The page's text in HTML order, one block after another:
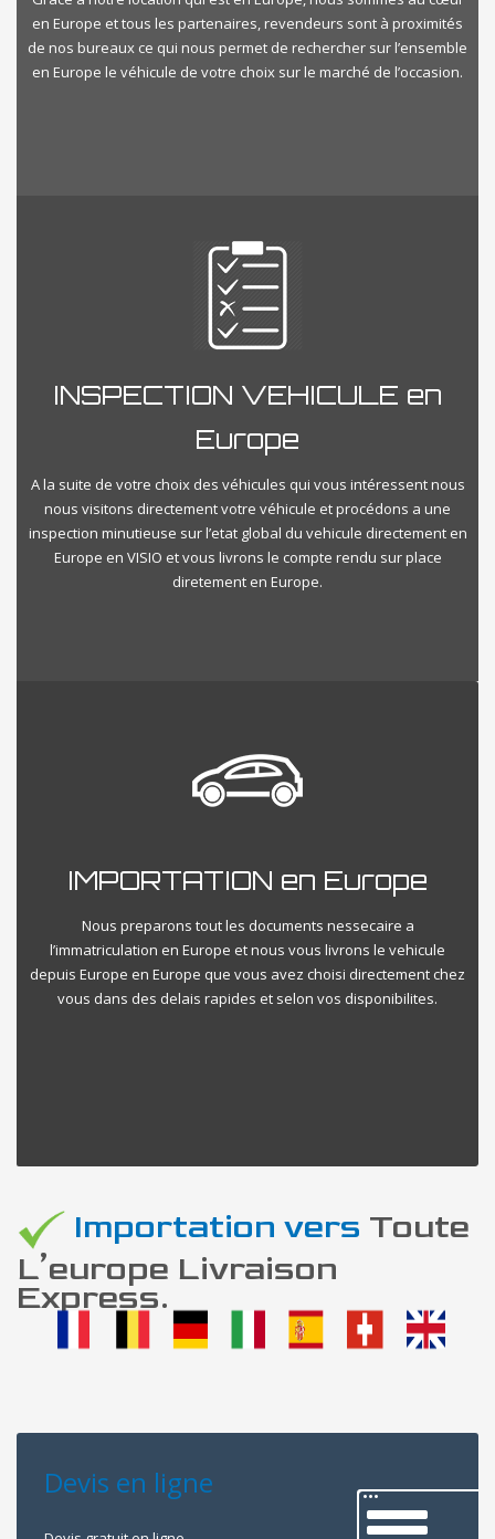
en Europe et tous les partenaires, revendeurs sont à proximités
de nos bureaux ce qui nous permet de rechercher sur l’ensemble
en Europe le véhicule de votre choix sur le marché de l’occasion.
INSPECTION VEHICULE en
Europe
A la suite de votre choix des véhicules qui vous intéressent nous
nous visitons directement votre véhicule et procédons a une
inspection minutieuse sur l’etat global du vehicule directement en
Europe en VISIO et vous livrons le compte rendu sur place
diretement en Europe.
IMPORTATION en Europe
Nous preparons tout les documents nessecaire a
l’immatriculation en Europe et nous vous livrons le vehicule
depuis Europe en Europe que vous avez choisi directement chez
vous dans des delais rapides et selon vos disponibilites.
Importation vers Toute
L’europe Livraison
Express.
Devis en ligne